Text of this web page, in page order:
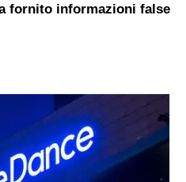
fornito informazioni false